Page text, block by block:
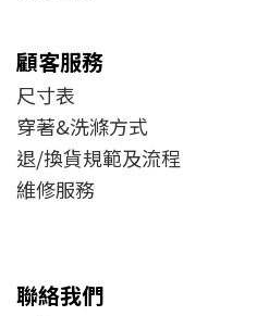
顧客服務
尺寸表
穿著&洗滌方式
退/換貨規範及流程
維修服務
聯絡我們